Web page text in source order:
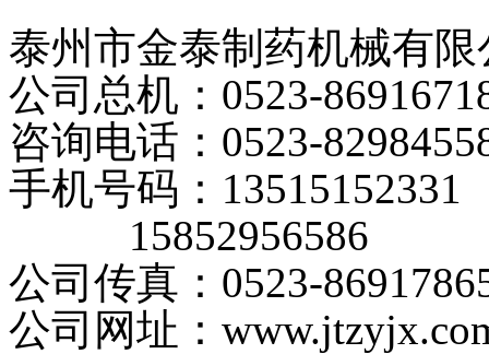
泰州市金泰制药机械有限
公司总机：0523-
咨询电话：0523-
手机号码：13515152331
15852956586
公司传真：0523-
公司网址：